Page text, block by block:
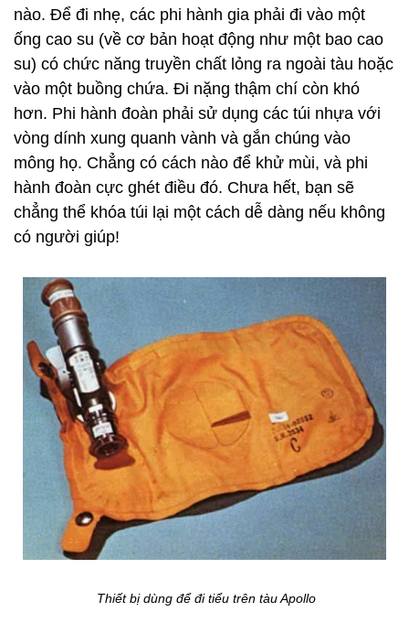
nào. Để đi nhẹ, các phi hành gia phải đi vào một
ống cao su (về cơ bản hoạt động như một bao cao
su) có chức năng truyền chất lỏng ra ngoài tàu hoặc
vào một buồng chứa. Đi nặng thậm chí còn khó
hơn. Phi hành đoàn phải sử dụng các túi nhựa với
vòng dính xung quanh vành và gắn chúng vào
mông họ. Chẳng có cách nào để khử mùi, và phi
hành đoàn cực ghét điều đó. Chưa hết, bạn sẽ
chẳng thể khóa túi lại một cách dễ dàng nếu không
có người giúp!
Thiết bị dùng để đi tiểu trên tàu Apollo